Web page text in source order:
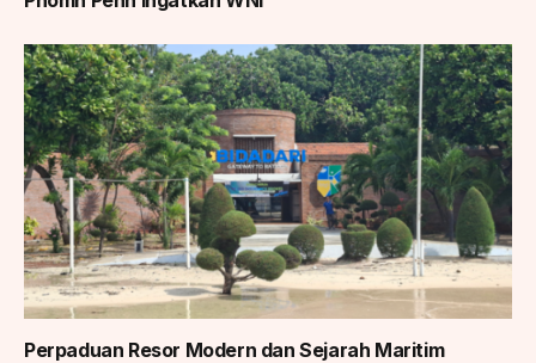
Perpaduan Resor Modern dan Sejarah Maritim